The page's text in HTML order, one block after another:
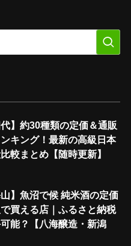
代】約30種類の定価＆通販
キング！最新の高級日本
較まとめ【随時更新】
山】魚沼で候 純米酒の定価
買える店｜ふるさと納税
能？【八海醸造・新潟